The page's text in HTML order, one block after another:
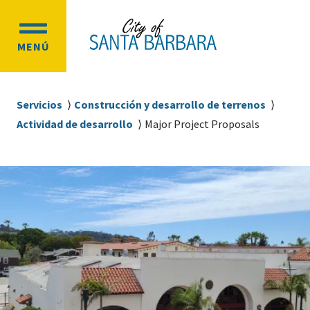
contenido
principal
navegación
MENÚ
OPEN
MENU
Sobrescribir
enlaces
ayuda
a
navegación
Servicios
Construcción y desarrollo de terrenos
Actividad de desarrollo
Major Project Proposals